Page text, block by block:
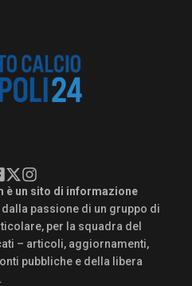
è un sito di informazione
dalla passione di un gruppo di
per la squadra del
– articoli, aggiornamenti,
pubbliche e della libera